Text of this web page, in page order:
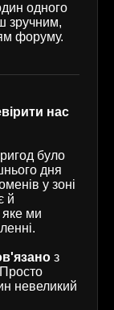
одного
зручним,
форуму.
нас
було
дня
у зоні
й
ми
з
невеликий